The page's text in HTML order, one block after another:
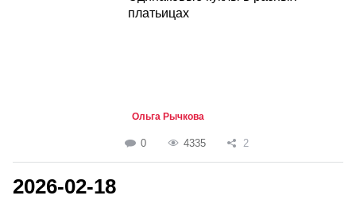
платьицах
Ольга Рычкова
0 4335 2
2026-02-18